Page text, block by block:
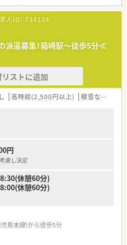
について】
う退職が発生したため、欠員を補充す
ています。
で、17時から18時の時間帯をカバー
。
としての対応が可能な方に、ぜひお
す。
人であり、福岡市東区において地域に
舗に入って活躍しており、経営層と
社風です。
きやすさを大切にし、週20時間台か
な案件です。
キルを面接にてお伺いした上で、最終
ます。
迎しています。
人ID： 734134
派遣募集！箱崎駅～徒歩5分≪
ストに追加
高時給(2,500円以上) 積雪なし
円
慮し決定
休憩60分)
休憩60分)
児島本線)から徒歩5分